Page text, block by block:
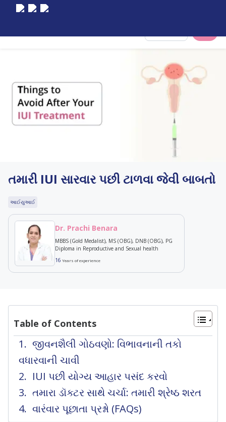
તમારી IUI સારવાર પછી ટાળવા જેવી બાબતો
આઈયુઆઈ
Dr. Prachi Benara
MBBS (Gold Medalist), MS (OBG), DNB (OBG), PG
Diploma in Reproductive and Sexual health
16 Years of experience
Table of Contents
જીવનશૈલી ગોઠવણો: વિભાવનાની તકો
વધારવાની ચાવી
IUI પછી યોગ્ય આહાર પસંદ કરવો
તમારા ડૉક્ટર સાથે ચર્ચા: તમારી શ્રેષ્ઠ શરત
વારંવાર પૂછાતા પ્રશ્નો (FAQs)